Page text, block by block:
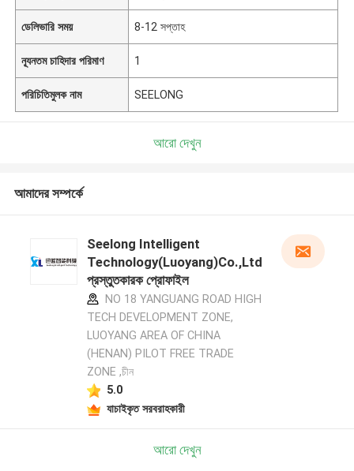
ডেলিভারি সময় 8-12 সপ্তাহ
ন্যূনতম চাহিদার পরিমাণ 1
পরিচিতিমুলক নাম SEELONG
আরো দেখুন
আমাদের সম্পর্কে
Seelong Intelligent
Technology(Luoyang)Co.,Ltd
প্রস্তুতকারক প্রোফাইল
NO 18 YANGUANG ROAD HIGH
TECH DEVELOPMENT ZONE,
LUOYANG AREA OF CHINA
(HENAN) PILOT FREE TRADE
ZONE ,চীন
5.0
যাচাইকৃত সরবরাহকারী
আরো দেখুন